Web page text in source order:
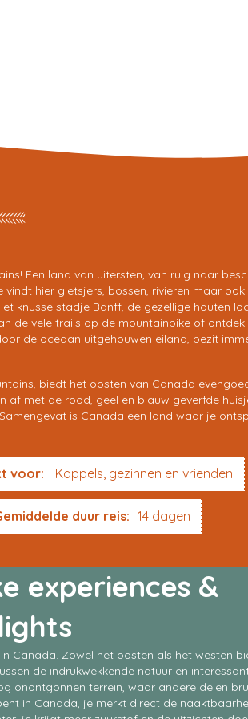
Een land van uitersten, van ruig naar
hier gletsjers, bossen, rivieren maar
knusse stadje Banff, de gezellige houten
de vele trails op de mountainbike of
de oceaan uitgehouwen eiland, bezit
biedt het oosten van Canada
met de rood, geel en blauw geverfde
is Canada een land waar je
voor: Koppels, gezinnen en vrienden
duur reis: 14 dagen
experiences &
Canada. Zowel het oosten als het westen
de indrukwekkende natuur en
onontgonnen terrein, waar andere delen
in Canada, je merkt direct de